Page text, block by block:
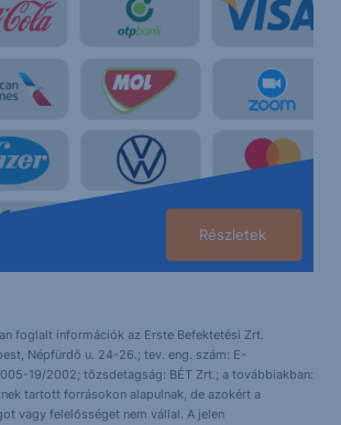
Részletek
foglalt információk az Erste Befektetési Zrt.
Népfürdő u. 24-26.; tev. eng. szám: E-
19/2002; tőzsdetagság: BÉT Zrt.; a továbbiakban:
tartott forrásokon alapulnak, de azokért a
vagy felelősséget nem vállal. A jelen